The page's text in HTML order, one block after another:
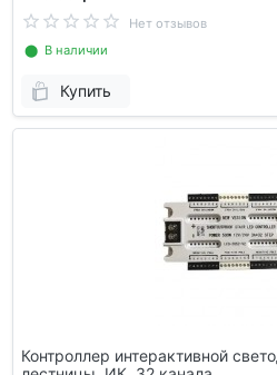
Нет отзывов
⬤ В наличии
Купить
Контроллер интерактивной